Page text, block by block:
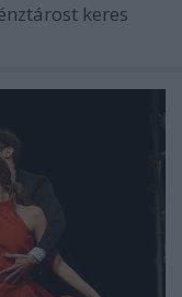
keres